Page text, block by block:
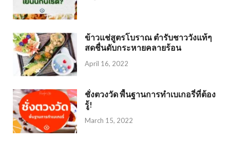
ข้าวแช่สูตรโบราณ ตำรับชาววังแท้ๆ
สดชื่นดับกระหายคลายร้อน
April 16, 2022
ชั่งตวงวัด พื้นฐานการทำเบเกอรี่ที่ต้อง
รู้!
March 15, 2022